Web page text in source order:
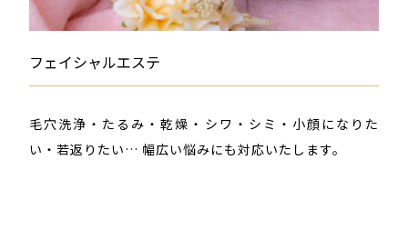
フェイシャルエステ
毛穴洗浄・たるみ・乾燥・シワ・シミ・小顔になりた
い・若返りたい… 幅広い悩みにも対応いたします。